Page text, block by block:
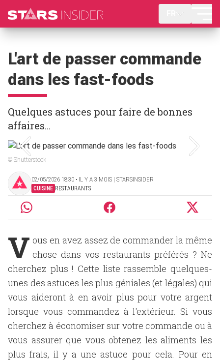
L'art de passer commande
dans les fast-foods
Quelques astuces pour faire de bonnes
affaires...
© Shutterstock
02/05/2026 18:30 ‧ IL Y A 3 MOIS | STARSINSIDER
CUISINE RESTAURANTS
V ous en avez assez de commander la même
chose dans vos restaurants préférés ? Ne
cherchez plus ! Cette liste rassemble quelques-
unes des astuces les plus géniales (et légales) qui
vous aideront à en avoir plus pour votre argent
lorsque vous commandez à l'extérieur. Si vous
cherchez à économiser sur votre commande ou à
vous assurer que vous obtenez les aliments les
plus frais, il y a une astuce pour cela. Pour en